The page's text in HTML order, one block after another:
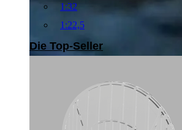
1:32
1:22,5
Die Top-Seller